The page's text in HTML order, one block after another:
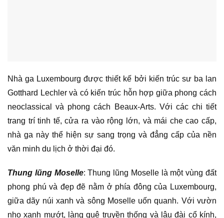
Nhà ga Luxembourg được thiết kế bởi kiến trúc sư ba lan
Gotthard Lechler và có kiến trúc hỗn hợp giữa phong cách
neoclassical và phong cách Beaux-Arts. Với các chi tiết
trang trí tinh tế, cửa ra vào rộng lớn, và mái che cao cấp,
nhà ga này thể hiện sự sang trọng và đẳng cấp của nền
văn minh du lịch ở thời đại đó.
Thung lũng Moselle: Thung lũng Moselle là một vùng đất
phong phú và đẹp đẽ nằm ở phía đông của Luxembourg,
giữa dãy núi xanh và sông Moselle uốn quanh. Với vườn
nho xanh mướt, làng quê truyền thống và lâu đài cổ kính,